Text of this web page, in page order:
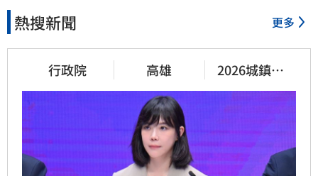
熱搜新聞 更多
行政院 高雄
2026城鎮韌
性演習